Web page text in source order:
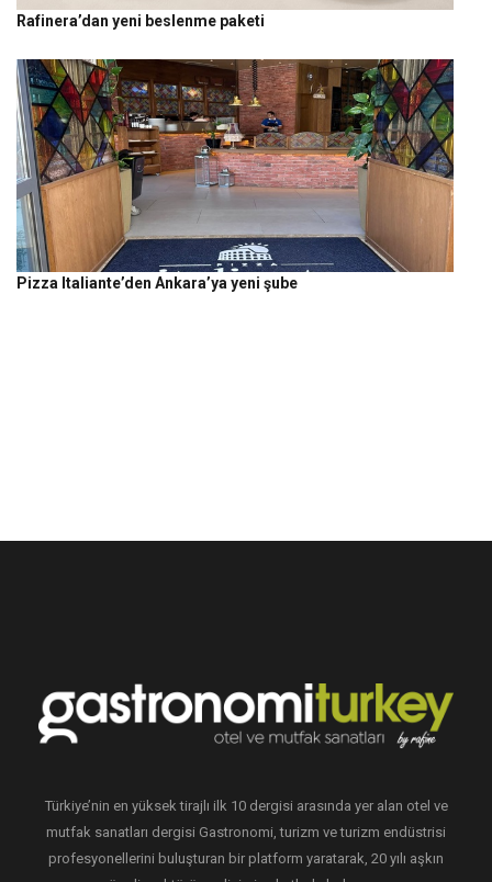
Rafinera’dan yeni beslenme paketi
Pizza Italiante’den Ankara’ya yeni şube
Türkiye’nin en yüksek tirajlı ilk 10 dergisi arasında yer alan otel ve
mutfak sanatları dergisi Gastronomi, turizm ve turizm endüstrisi
profesyonellerini buluşturan bir platform yaratarak, 20 yılı aşkın